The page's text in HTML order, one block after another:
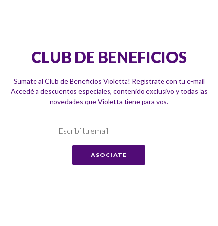
CLUB DE BENEFICIOS
Sumate al Club de Beneficios Violetta! Registrate con tu e-mail
Accedé a descuentos especiales, contenido exclusivo y todas las
novedades que Violetta tiene para vos.
Suscríbase
ASOCIATE